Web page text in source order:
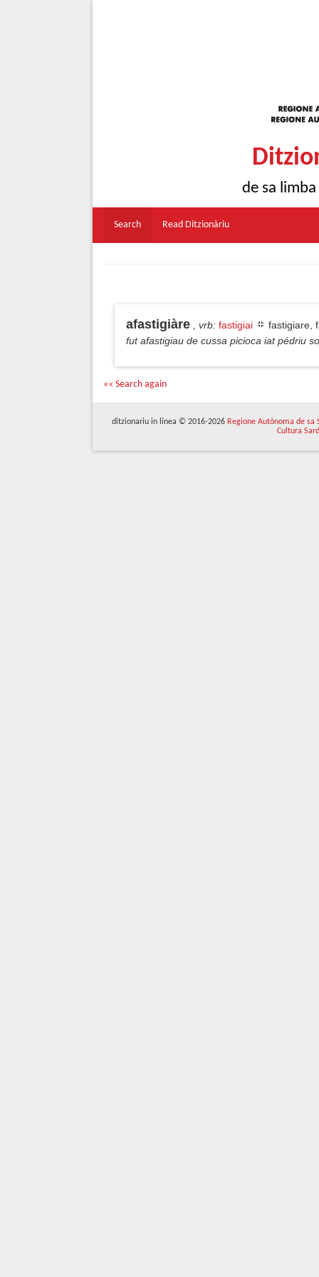
de sa
Search Read Ditzionàriu
afastigiàre , vrb: fastigiai
fastigiare,
fut afastigiau de cussa picioca iat pédriu
«« Search again
ditzionariu in línea © 2016-2026 Regione Autònoma de sa
Cultura